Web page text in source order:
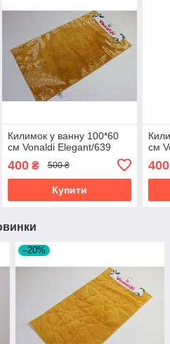
Килимок у ванну 100*60
см Vonaldi Elegant/639
400₴ 500 ₴
Купити
см
400
–20%